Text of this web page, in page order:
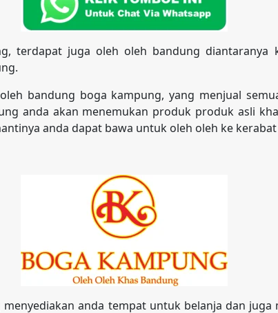
terdapat juga oleh oleh bandung diantaranya
bandung boga kampung, yang menjual
anda akan menemukan produk produk asli
anda dapat bawa untuk oleh oleh ke
anda tempat untuk belanja dan juga